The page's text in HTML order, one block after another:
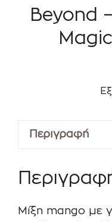
Beyond
Περιγραφή
Μίξη mango με